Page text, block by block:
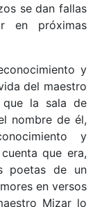
se dan fallas
en próximas
y
del maestro
que la sala de
nombre de él,
y
que era,
poetas de un
en versos
Mizar lo